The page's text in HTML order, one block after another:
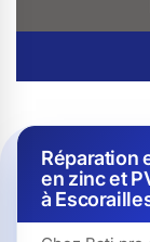
Réparation
en zinc et
à